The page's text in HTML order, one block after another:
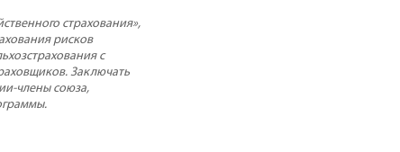
страхования»,
рисков
с
Заключать
члены союза,